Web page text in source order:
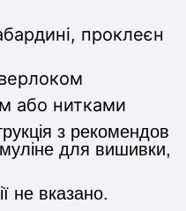
проклеєн
або нитками
з рекомендов
для вишивки,
не вказано.